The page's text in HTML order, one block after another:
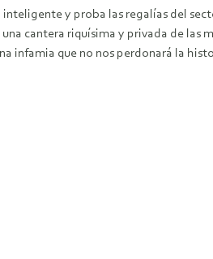
y proba las regalías del
cantera riquísima y privada de
infamia que no nos perdonará la